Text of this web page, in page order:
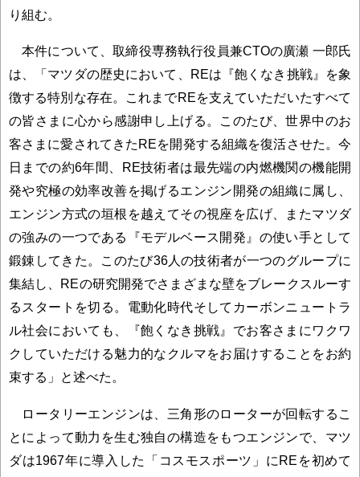
り組む。
本件について、取締役専務執行役員兼CTOの廣瀬 一郎氏
は、「マツダの歴史において、REは『飽くなき挑戦』を象
徴する特別な存在。これまでREを支えていただいたすべて
の皆さまに心から感謝申し上げる。このたび、世界中のお
客さまに愛されてきたREを開発する組織を復活させた。今
日までの約6年間、RE技術者は最先端の内燃機関の機能開
発や究極の効率改善を掲げるエンジン開発の組織に属し、
エンジン方式の垣根を越えてその視座を広げ、またマツダ
の強みの一つである『モデルベース開発』の使い手として
鍛錬してきた。このたび36人の技術者が一つのグループに
集結し、REの研究開発でさまざまな壁をブレークスルーす
るスタートを切る。電動化時代そしてカーボンニュートラ
ル社会においても、『飽くなき挑戦』でお客さまにワクワ
クしていただける魅力的なクルマをお届けすることをお約
束する」と述べた。
ロータリーエンジンは、三角形のローターが回転するこ
とによって動力を生む独自の構造をもつエンジンで、マツ
ダは1967年に導入した「コスモスポーツ」にREを初めて